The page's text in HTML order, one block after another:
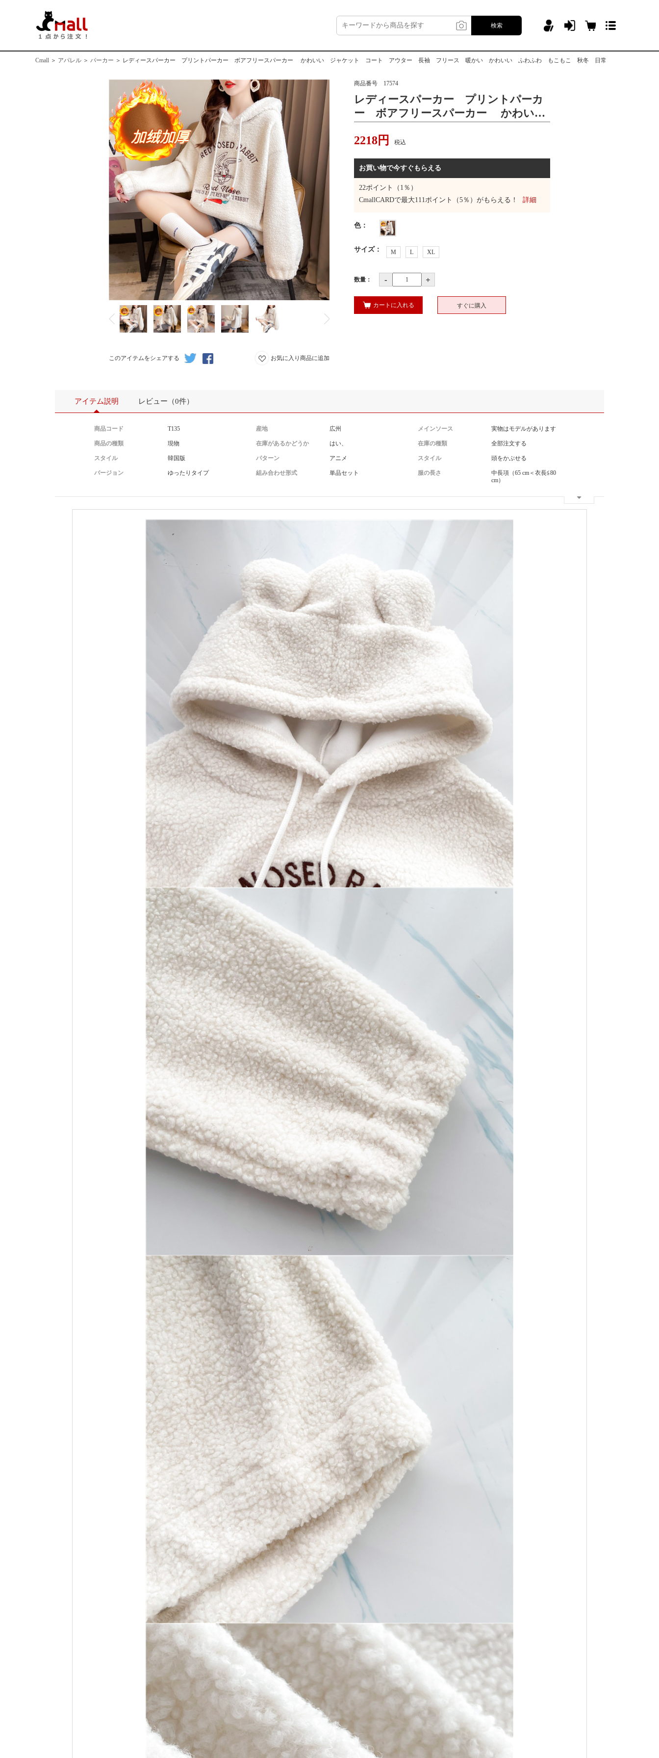
検索
Cmall ＞ アパレル ＞ パーカー ＞ レディースパーカー プリントパーカー ボアフリースパーカー かわいい ジャケット コート アウター 長袖 フリース 暖かい かわいい ふわふわ もこもこ 秋冬 日常
このアイテムをシェアする お気に入り商品に追加
商品番号 17574
レディースパーカー プリントパーカ
ー ボアフリースパーカー かわい
長袖 フリース 暖かい かわいい
2218円 税込
お買い物で今すぐもらえる
22ポイント（1％）
CmallCARDで最大111ポイント（5％）がもらえる！ 詳細
色：
サイズ： M L XL
数量： - +
カートに入れる すぐに購入
アイテム説明 レビュー（0件）
商品コード T135 産地 広州 メインソース 実物はモデルがあります
商品の種類 現物 在庫があるかどうか はい、 在庫の種類 全部注文する
スタイル 韓国版 パターン アニメ スタイル 頭をかぶせる
バージョン ゆったりタイプ 組み合わせ形式 単品セット 服の長さ
中長項（65 cm＜衣長≦80
cm）